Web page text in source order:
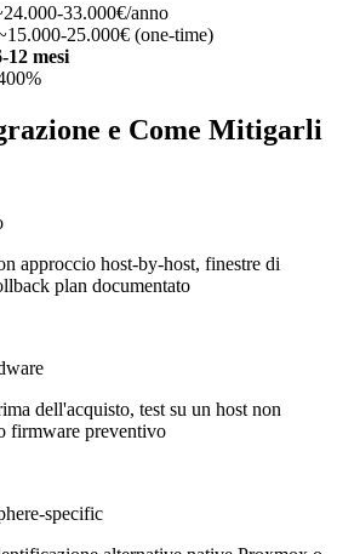
33.000€/anno
25.000€ (one-time)
12 mesi
e Come Mitigarli
approccio host-by-host, finestre di
plan documentato
dell'acquisto, test su un host non
firmware preventivo
specific